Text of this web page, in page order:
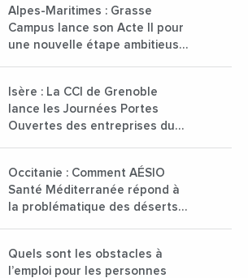
Alpes-Maritimes : Grasse
Campus lance son Acte II pour
une nouvelle étape ambitieuse
Isère : La CCI de Grenoble
lance les Journées Portes
Ouvertes des entreprises du
Occitanie : Comment AÉSIO
Santé Méditerranée répond à
la problématique des déserts
Quels sont les obstacles à
l’emploi pour les personnes